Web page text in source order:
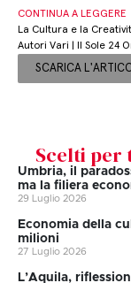
CONTINUA A LEGGERE
La Cultura e la
Autori Vari | Il Sole 24
SCARICA
Scelti per
Umbria, il
ma la filiera
29 Luglio 2026
Economia della
milioni
27 Luglio 2026
L’Aquila,